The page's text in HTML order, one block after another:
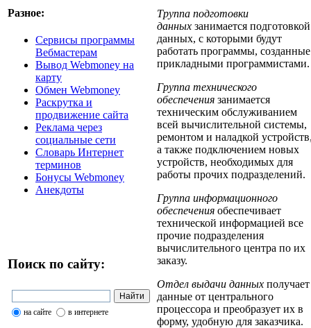
Разное:
Cервисы программы
Вебмастерам
Вывод Webmoney на
карту
Обмен Webmoney
Раскрутка и
продвижение сайта
Реклама через
социальные сети
Словарь Интернет
терминов
Бонусы Webmoney
Анекдоты
Поиск по сайту:
на сайте в интернете
Труппа подготовки
данных занимается подготовкой
данных, с которыми будут
работать программы, созданные
прикладными программистами.
Группа технического
обеспечения занимается
техническим обслуживанием
всей вычислительной системы,
ремонтом и наладкой
а также подключением новых
устройств, необходимых для
работы прочих подразделений.
Группа информационного
обеспечения обеспечивает
технической информацией все
прочие подразделения
вычислительного центра по их
заказу.
Отдел выдачи данных получает
данные от центрального
процессора и преобразует их в
форму, удобную для заказчика.